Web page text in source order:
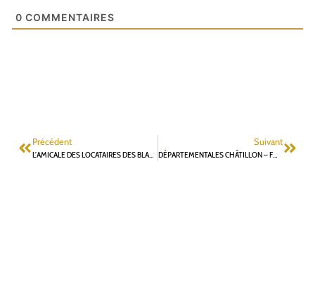
0 COMMENTAIRES
Précédent
L’AMICALE DES LOCATAIRES DES BLAGIS SNOBÉE PAR L. VASTEL
Suivant
DÉPARTEMENTALES CHÂTILLON – FONTENAY AUX ROSES : COMMUNIQUÉ D’ASTRID BROBECKER ET LOUNES ADJROUD